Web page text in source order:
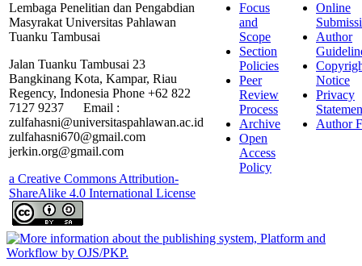
Lembaga Penelitian dan Pengabdian
Masyrakat Universitas Pahlawan
Tuanku Tambusai
Jalan Tuanku Tambusai 23
Bangkinang Kota, Kampar, Riau
Regency, Indonesia Phone +62 822
7127 9237 Email :
zulfahasni@universitaspahlawan.ac.id
zulfahasni670@gmail.com
jerkin.org@gmail.com
a Creative Commons Attribution-
ShareAlike 4.0 International License
Focus
and
Scope
Section
Policies
Peer
Review
Process
Archive
Open
Access
Policy
Online
Author
Notice
Privacy
Author